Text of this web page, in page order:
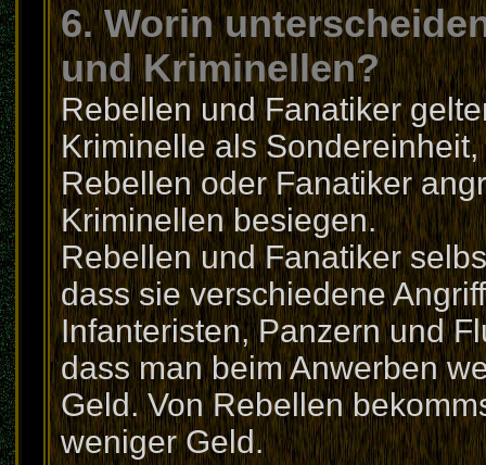
6. Worin
und Kriminellen?
Rebellen und Fanatiker
Kriminelle als
Rebellen oder Fanatiker
Kriminellen besiegen.
Rebellen und Fanatiker
dass sie verschiedene
Infanteristen, Panzern und
dass man beim Anwerben
Geld. Von Rebellen
weniger Geld.